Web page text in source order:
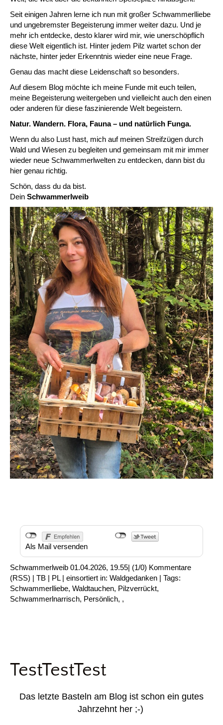
Seit einigen Jahren lerne ich nun mit großer Schwammerlliebe
und ungebremster Begeisterung immer weiter dazu. Und je
mehr ich entdecke, desto klarer wird mir, wie unerschöpflich
diese Welt eigentlich ist. Hinter jedem Pilz wartet schon der
nächste, hinter jeder Erkenntnis wieder eine neue Frage.
Genau das macht diese Leidenschaft so besonders.
Auf diesem Blog möchte ich meine Funde mit euch teilen,
meine Begeisterung weitergeben und vielleicht auch den einen
oder anderen für diese faszinierende Welt begeistern.
Natur. Wandern. Flora, Fauna – und natürlich Funga.
Wenn du also Lust hast, mich auf meinen Streifzügen durch
Wald und Wiesen zu begleiten und gemeinsam mit mir immer
wieder neue Schwammerlwelten zu entdecken, dann bist du
hier genau richtig.
Schön, dass du da bist.
Dein Schwammerlweib
Als Mail versenden
Schwammerlweib 01.04.2026, 19.55| (1/0) Kommentare
(RSS) | TB | PL| einsortiert in: Waldgedanken | Tags:
Schwammerlliebe, Waldtauchen, Pilzverrückt,
Schwammerlnarrisch, Persönlich, ,
TestTestTest
Das letzte Basteln am Blog ist schon ein gutes
Jahrzehnt her ;-)